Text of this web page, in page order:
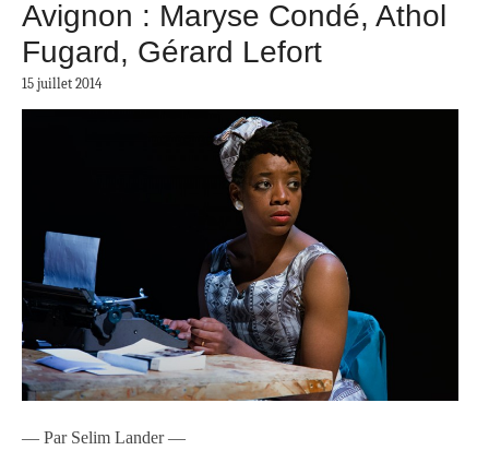
Avignon : Maryse Condé, Athol
Fugard, Gérard Lefort
15 juillet 2014
— Par Selim Lander —